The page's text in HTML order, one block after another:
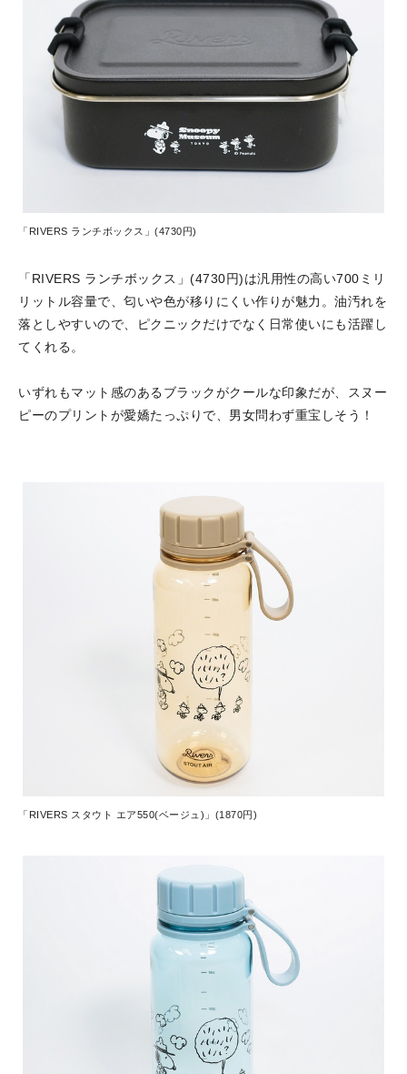
「RIVERS ランチボックス」(4730円)
「RIVERS ランチボックス」(4730円)は汎用性の高い700ミリ
リットル容量で、匂いや色が移りにくい作りが魅力。油汚れを
落としやすいので、ピクニックだけでなく日常使いにも活躍し
てくれる。
いずれもマット感のあるブラックがクールな印象だが、スヌー
ピーのプリントが愛嬌たっぷりで、男女問わず重宝しそう！
「RIVERS スタウト エア550(ベージュ)」(1870円)